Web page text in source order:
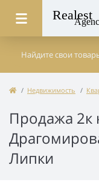
Недвижимость
Продажа 2к
Липки